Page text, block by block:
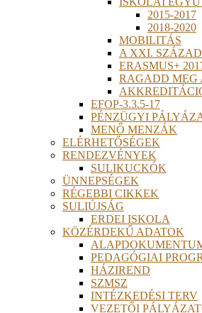
2015-2017
2018-2020
MOBILITÁS
A XXI.
ERASMUS+
RAGADD MEG
EFOP-3.3.5-17
PÉNZÜGYI
MENŐ MENZÁK
ELÉRHETŐSÉGEK
RENDEZVÉNYEK
SULIKUCKÓK
ÜNNEPSÉGEK
RÉGEBBI CIKKEK
SULIÚJSÁG
ERDEI ISKOLA
KÖZÉRDEKŰ ADATOK
PEDAGÓGIAI
HÁZIREND
SZMSZ
INTÉZKEDÉSI TERV
VEZETŐI